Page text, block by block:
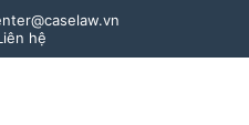
hệ